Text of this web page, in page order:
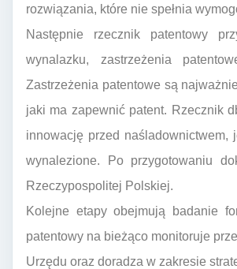
rozwiązania, które nie spełnia
Następnie rzecznik patentowy
wynalazku, zastrzeżenia
Zastrzeżenia patentowe są
jaki ma zapewnić patent. Rzecznik
innowację przed naśladownictwem,
wynalezione. Po przygotowaniu
Rzeczypospolitej Polskiej.
Kolejne etapy obejmują badanie
patentowy na bieżąco monitoruje
Urzędu oraz doradza w zakresie